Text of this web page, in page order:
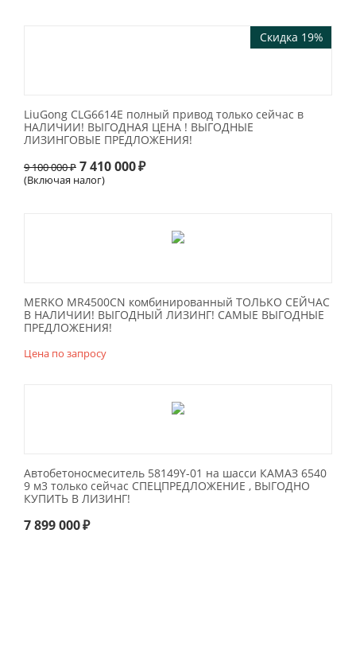
Скидка 19%
LiuGong CLG6614E полный привод только сейчас в
НАЛИЧИИ! ВЫГОДНАЯ ЦЕНА ! ВЫГОДНЫЕ
ЛИЗИНГОВЫЕ ПРЕДЛОЖЕНИЯ!
9 100 000₽ 7 410 000₽
(Включая налог)
MERKO MR4500CN комбинированный ТОЛЬКО СЕЙЧАС
В НАЛИЧИИ! ВЫГОДНЫЙ ЛИЗИНГ! САМЫЕ ВЫГОДНЫЕ
ПРЕДЛОЖЕНИЯ!
Цена по запросу
Автобетоносмеситель 58149Y-01 на шасси КАМАЗ 6540
9 м3 только сейчас СПЕЦПРЕДЛОЖЕНИЕ , ВЫГОДНО
КУПИТЬ В ЛИЗИНГ!
7 899 000₽